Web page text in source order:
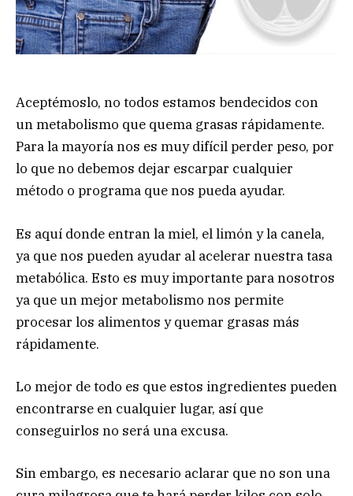
Aceptémoslo, no todos estamos bendecidos con
un metabolismo que quema grasas rápidamente.
Para la mayoría nos es muy difícil perder peso, por
lo que no debemos dejar escarpar cualquier
método o programa que nos pueda ayudar.
Es aquí donde entran la miel, el limón y la canela,
ya que nos pueden ayudar al acelerar nuestra tasa
metabólica. Esto es muy importante para nosotros
ya que un mejor metabolismo nos permite
procesar los alimentos y quemar grasas más
rápidamente.
Lo mejor de todo es que estos ingredientes pueden
encontrarse en cualquier lugar, así que
conseguirlos no será una excusa.
Sin embargo, es necesario aclarar que no son una